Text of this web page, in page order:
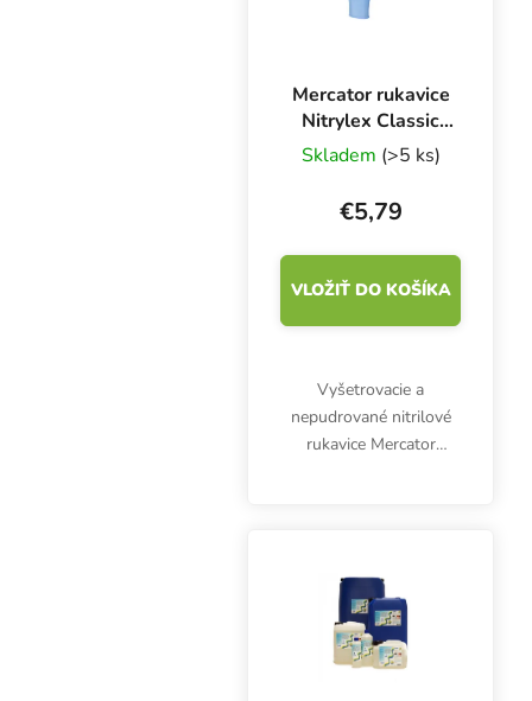
Mercator rukavice
Nitrylex Classic
BLUE XL, 100 ks
Skladem (>5 ks)
€5,79
VLOŽIŤ DO KOŠÍKA
Vyšetrovacie a
nepudrované nitrilové
rukavice Mercator
triedy I a osobné
ochranné prostriedky...